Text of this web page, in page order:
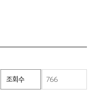
조회수 766